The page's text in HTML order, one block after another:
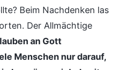
Beim Nachdenken las
Der Allmächtige
an Gott
Menschen nur darauf,